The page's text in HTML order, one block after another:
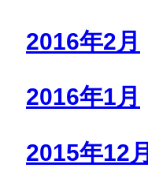
2016年2月
2016年1月
2015年12月